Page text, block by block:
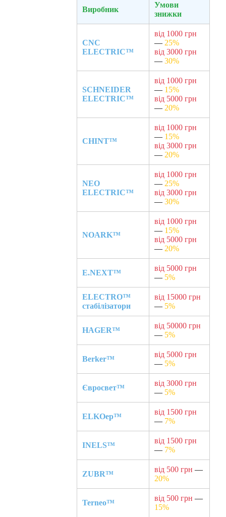
Виробник
Умови
знижки
CNC
ELECTRIC™
від 1000 грн
— 25%
від 3000 грн
— 30%
SCHNEIDER
ELECTRIC™
від 1000 грн
— 15%
від 5000 грн
— 20%
CHINT™
від 1000 грн
— 15%
від 3000 грн
— 20%
NEO
ELECTRIC™
від 1000 грн
— 25%
від 3000 грн
— 30%
NOARK™
від 1000 грн
— 15%
від 5000 грн
— 20%
E.NEXT™
від 5000 грн
— 5%
ELECTRO™
стабілізатори
від 15000 грн
— 5%
HAGER™
від 50000 грн
— 5%
Berker™
від 5000 грн
— 5%
Євросвет™
від 3000 грн
— 5%
ELKOep™
від 1500 грн
— 7%
INELS™
від 1500 грн
— 7%
ZUBR™
від 500 грн —
20%
Terneo™
від 500 грн —
15%